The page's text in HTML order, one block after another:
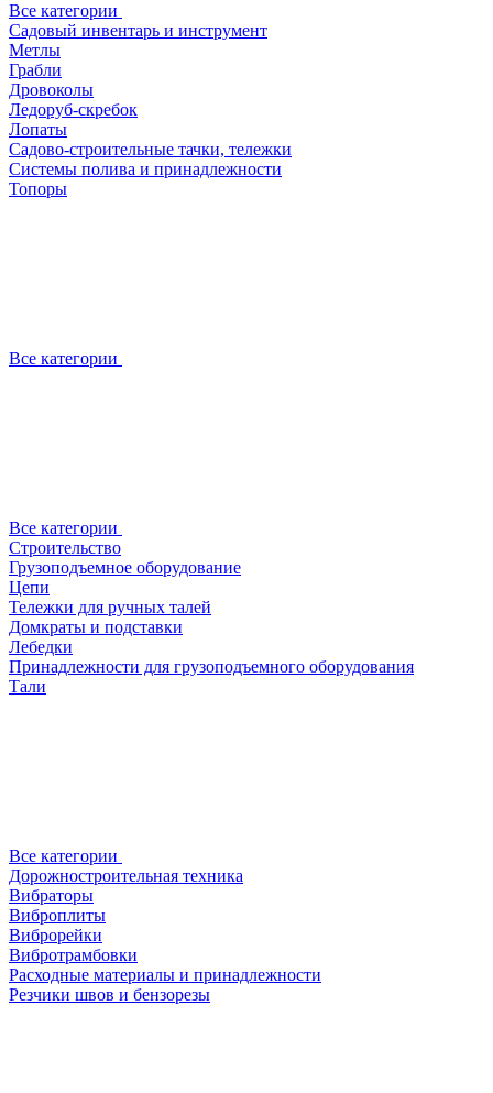
Все категории
Садовый инвентарь и инструмент
Метлы
Грабли
Дровоколы
Ледоруб-скребок
Лопаты
Садово-строительные тачки, тележки
Системы полива и принадлежности
Топоры
Все категории
Все категории
Строительство
Грузоподъемное оборудование
Цепи
Тележки для ручных талей
Домкраты и подставки
Лебедки
Принадлежности для грузоподъемного оборудования
Тали
Все категории
Дорожностроительная техника
Вибраторы
Виброплиты
Виброрейки
Вибротрамбовки
Расходные материалы и принадлежности
Резчики швов и бензорезы